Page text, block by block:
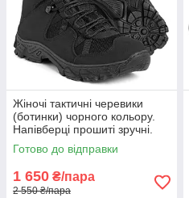
Жіночі тактичні черевики
(ботинки) чорного кольору.
Напівберці прошиті зручні.
WOLForiginal
Готово до відправки
1 650 ₴/пара
2 550 ₴/пара